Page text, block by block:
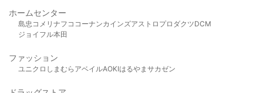
ホームセンター
島忠 コメリ ナフコ コーナンカインズアストロプロダクツDCM
ジョイフル本田
ファッション
ユニクロ しまむら アベイルAOKIはるやま サカゼン